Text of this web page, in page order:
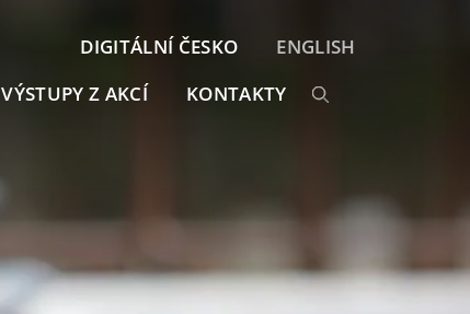
VÝSTUPY Z AKCÍ KONTAKTY
DIGITÁLNÍ ČESKO ENGLISH